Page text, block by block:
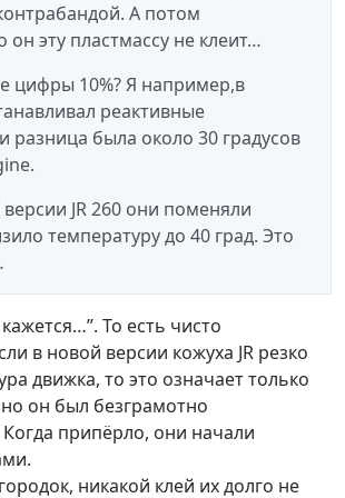
А потом
он эту пластмассу не клеит…
цифры 10%? Я например,в
реактивные
разница была около 30 градусов
JR 260 они поменяли
температуру до 40 град. Это
То есть чисто
в новой версии кожуха JR резко
движка, то это означает только
он был безграмотно
припёрло, они начали
никакой клей их долго не